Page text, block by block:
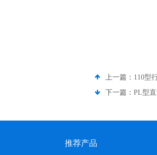
上一篇： 110型
下一篇： PL型
推荐产品